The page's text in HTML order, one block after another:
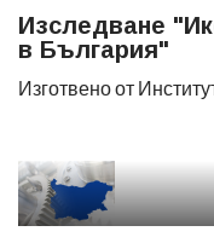
Изследване
в България"
Изготвено от